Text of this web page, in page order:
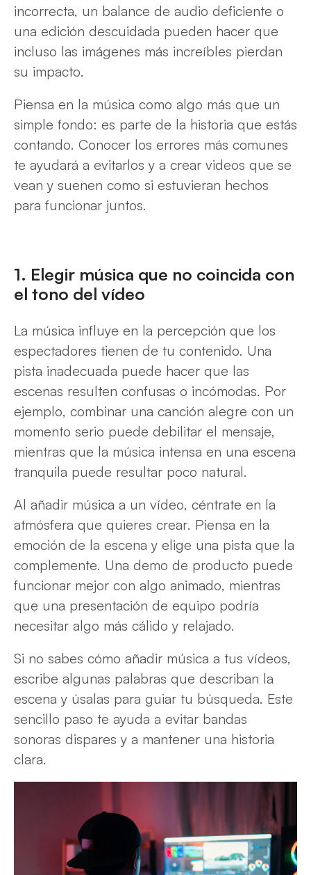
incorrecta, un balance de audio deficiente o
una edición descuidada pueden hacer que
incluso las imágenes más increíbles pierdan
su impacto.
Piensa en la música como algo más que un
simple fondo: es parte de la historia que estás
contando. Conocer los errores más comunes
te ayudará a evitarlos y a crear videos que se
vean y suenen como si estuvieran hechos
para funcionar juntos.
1. Elegir música que no coincida con
el tono del vídeo
La música influye en la percepción que los
espectadores tienen de tu contenido. Una
pista inadecuada puede hacer que las
escenas resulten confusas o incómodas. Por
ejemplo, combinar una canción alegre con un
momento serio puede debilitar el mensaje,
mientras que la música intensa en una escena
tranquila puede resultar poco natural.
Al añadir música a un vídeo, céntrate en la
atmósfera que quieres crear. Piensa en la
emoción de la escena y elige una pista que la
complemente. Una demo de producto puede
funcionar mejor con algo animado, mientras
que una presentación de equipo podría
necesitar algo más cálido y relajado.
Si no sabes cómo añadir música a tus vídeos,
escribe algunas palabras que describan la
escena y úsalas para guiar tu búsqueda. Este
sencillo paso te ayuda a evitar bandas
sonoras dispares y a mantener una historia
clara.